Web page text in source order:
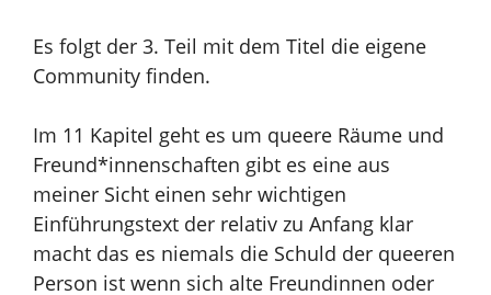
Es folgt der 3. Teil mit dem Titel die eigene
Community finden.
Im 11 Kapitel geht es um queere Räume und
Freund*innenschaften gibt es eine aus
meiner Sicht einen sehr wichtigen
Einführungstext der relativ zu Anfang klar
macht das es niemals die Schuld der queeren
Person ist wenn sich alte Freundinnen oder